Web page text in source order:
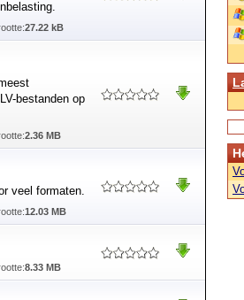
27.22 kB
bestanden op
2.36 MB
veel formaten.
12.03 MB
8.33 MB